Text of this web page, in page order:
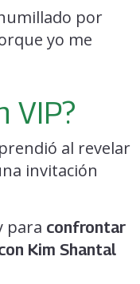
por
yo me
VIP?
al revelar
invitación
para confrontar
Kim Shantal